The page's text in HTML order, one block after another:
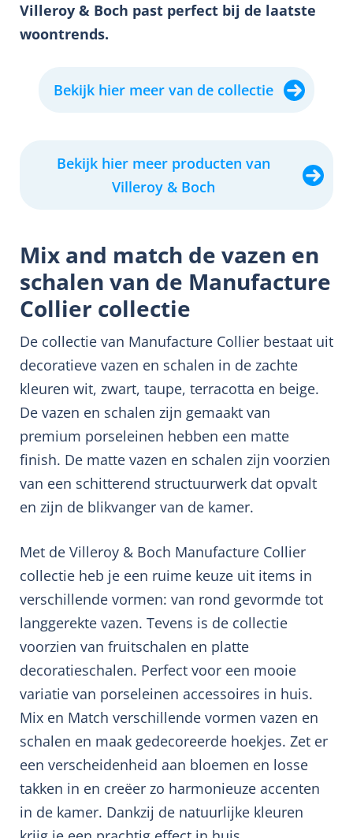
Villeroy & Boch past perfect bij de laatste
woontrends.
Bekijk hier meer van de collectie
Bekijk hier meer producten van
Villeroy & Boch
Mix and match de vazen en
schalen van de Manufacture
Collier collectie
De collectie van Manufacture Collier bestaat uit
decoratieve vazen en schalen in de zachte
kleuren wit, zwart, taupe, terracotta en beige.
De vazen en schalen zijn gemaakt van
premium porseleinen hebben een matte
finish. De matte vazen en schalen zijn voorzien
van een schitterend structuurwerk dat opvalt
en zijn de blikvanger van de kamer.
Met de Villeroy & Boch Manufacture Collier
collectie heb je een ruime keuze uit items in
verschillende vormen: van rond gevormde tot
langgerekte vazen. Tevens is de collectie
voorzien van fruitschalen en platte
decoratieschalen. Perfect voor een mooie
variatie van porseleinen accessoires in huis.
Mix en Match verschillende vormen vazen en
schalen en maak gedecoreerde hoekjes. Zet er
een verscheidenheid aan bloemen en losse
takken in en creëer zo harmonieuze accenten
in de kamer. Dankzij de natuurlijke kleuren